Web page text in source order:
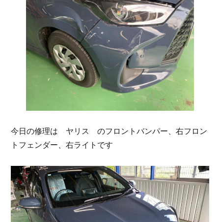
今日の修理は ヤリス のフロントバンパー、右フロン
トフェンダー、右ライトです